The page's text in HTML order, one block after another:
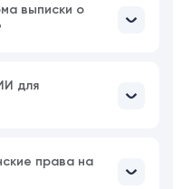
выписки о
для
права на